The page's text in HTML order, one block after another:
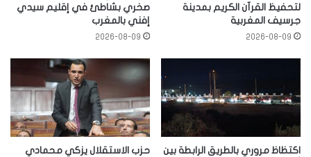
لتحفيظ القرآن الكريم بمدينة
جرسيف المغربية
2026-08-09
صخري بشاطئ في إقليم سيدي
إفني بالمغرب
2026-08-09
اكتظاظ مروري بالطريق الرابطة بين
حزب الاستقلال يزكي محمادي